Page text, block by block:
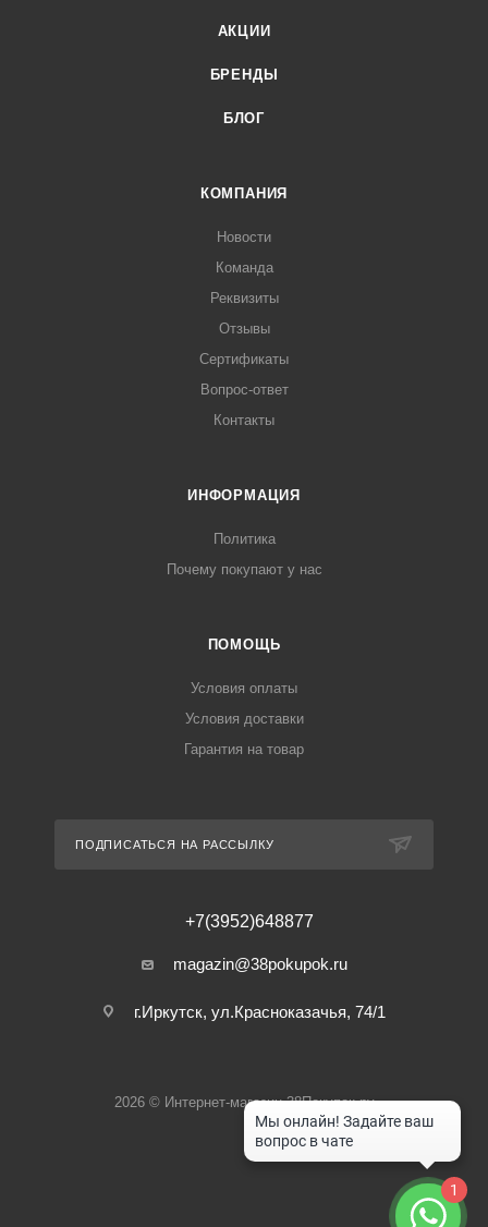
АКЦИИ
БРЕНДЫ
БЛОГ
КОМПАНИЯ
Новости
Команда
Реквизиты
Отзывы
Сертификаты
Вопрос-ответ
Контакты
ИНФОРМАЦИЯ
Политика
Почему покупают у нас
ПОМОЩЬ
Условия оплаты
Условия доставки
Гарантия на товар
ПОДПИСАТЬСЯ НА РАССЫЛКУ
+7(3952)648877
magazin@38pokupok.ru
г.Иркутск, ул.Красноказачья, 74/1
2026 © Интернет-магазин 38Покупок.ру
1